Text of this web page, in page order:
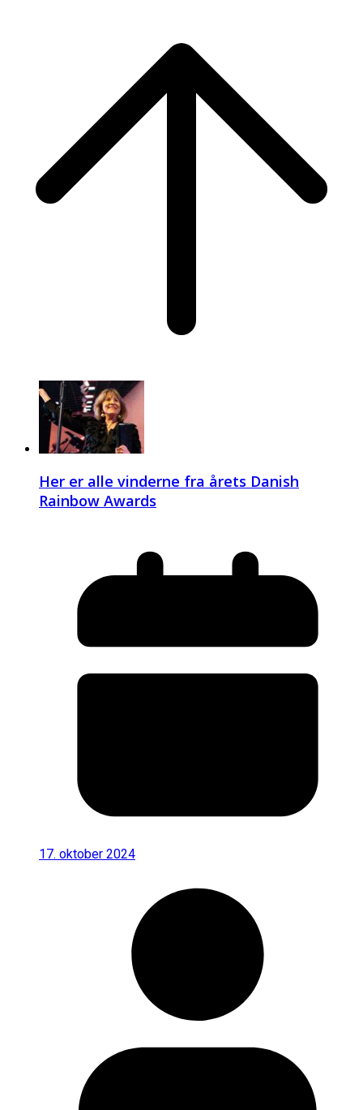
Her er alle vinderne fra årets Danish
Rainbow Awards
17. oktober 2024